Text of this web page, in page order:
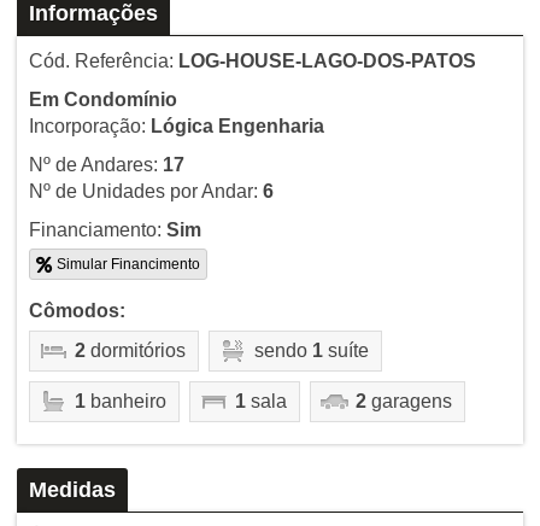
Informações
Cód. Referência: LOG-HOUSE-LAGO-DOS-PATOS
Em Condomínio
Incorporação: Lógica Engenharia
Nº de Andares: 17
Nº de Unidades por Andar: 6
Financiamento: Sim
Simular Financimento
Cômodos:
2dormitórios sendo 1suíte
1banheiro 1sala 2garagens
Medidas